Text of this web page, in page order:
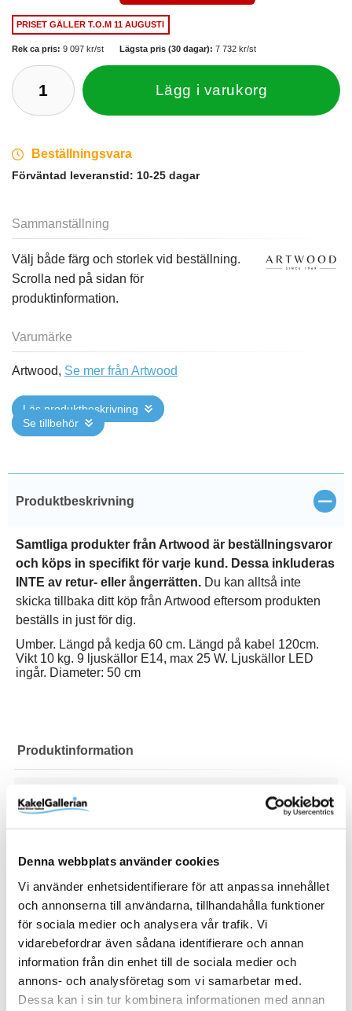
Denna webbplats använder cookies
Vi använder enhetsidentifierare för att anpassa innehållet
och annonserna till användarna, tillhandahålla funktioner
för sociala medier och analysera vår trafik. Vi
vidarebefordrar även sådana identifierare och annan
information från din enhet till de sociala medier och
annons- och analysföretag som vi samarbetar med.
Dessa kan i sin tur kombinera informationen med annan
PRISET GÄLLERT.O.M 11 AUGUSTI
Rek ca pris: 9 097 kr/st Lägsta pris (30 dagar): 7 732 kr/st
Lägg i varukorg
Beställningsvara
Förväntad leveranstid: 10-25 dagar
Sammanställning
Välj både färg och storlek vid beställning.
Scrolla ned på sidan för
produktinformation.
Varumärke
Artwood, Se mer från Artwood
Läs produktbeskrivning
Se tillbehör
Produktbeskrivning Stäng
Samtliga produkter från Artwood är beställningsvaror
och köps in specifikt för varje kund. Dessa inkluderas
INTE av retur- eller ångerrätten. Du kan alltså inte
skicka tillbaka ditt köp från Artwood eftersom produkten
beställs in just för dig.
Umber. Längd på kedja 60 cm. Längd på kabel 120cm.
Vikt 10 kg. 9 ljuskällor E14, max 25 W. Ljuskällor LED
ingår. Diameter: 50 cm
Produktinformation
RSK 82-20619
Varumärke Artwood
SKU / artikelnummer: